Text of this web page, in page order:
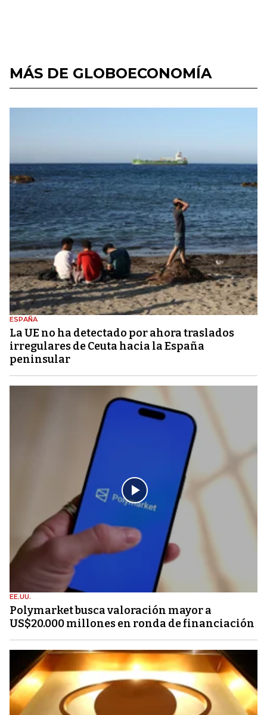
MÁS DE GLOBOECONOMÍA
ESPAÑA
La UE no ha detectado por ahora traslados
irregulares de Ceuta hacia la España
peninsular
EE.UU.
Polymarket busca valoración mayor a
US$20.000 millones en ronda de financiación